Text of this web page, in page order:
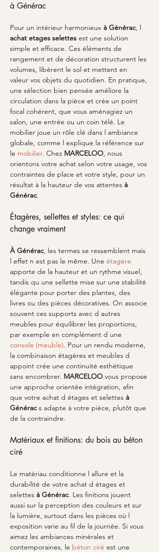
à Générac
Pour un intérieur harmonieux à Générac, l
achat etages selettes est une solution
simple et efficace. Ces éléments de
rangement et de décoration structurent les
volumes, libèrent le sol et mettent en
valeur vos objets du quotidien. En pratique,
une sélection bien pensée améliore la
circulation dans la pièce et crée un point
focal cohérent, que vous aménagiez un
salon, une entrée ou un coin télé. Le
mobilier joue un rôle clé dans l ambiance
globale, comme l explique la référence sur
le mobilier. Chez MARCELOO, nous
orientons votre achat selon votre usage, vos
contraintes de place et votre style, pour un
résultat à la hauteur de vos attentes à
Générac.
Étagères, sellettes et styles: ce qui
change vraiment
À Générac, les termes se ressemblent mais
l effet n est pas le même. Une étagère
apporte de la hauteur et un rythme visuel,
tandis qu une sellette mise sur une stabilité
élégante pour porter des plantes, des
livres ou des pièces décoratives. On associe
souvent ces supports avec d autres
meubles pour équilibrer les proportions,
par exemple en complément d une
console (meuble). Pour un rendu moderne,
la combinaison étagères et meubles d
appoint crée une continuité esthétique
sans encombrer. MARCELOO vous propose
une approche orientée intégration, afin
que votre achat d étages et selettes à
Générac s adapte à votre pièce, plutôt que
de la contraindre.
Matériaux et finitions: du bois au béton
ciré
Le matériau conditionne l allure et la
durabilité de votre achat d étages et
selettes à Générac. Les finitions jouent
aussi sur la perception des couleurs et sur
la lumière, surtout dans les pièces où l
exposition varie au fil de la journée. Si vous
aimez les ambiances minérales et
contemporaines, le béton ciré est une